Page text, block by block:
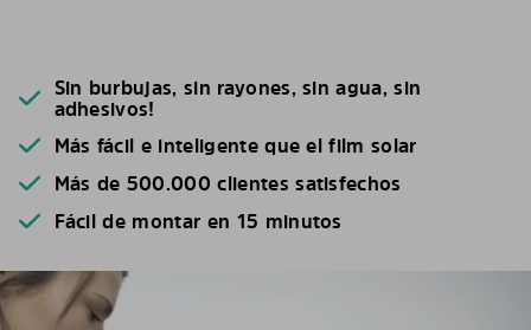
Sin burbujas, sin rayones, sin agua, sin
adhesivos!
Más fácil e inteligente que el film solar
Más de 500.000 clientes satisfechos
Fácil de montar en 15 minutos